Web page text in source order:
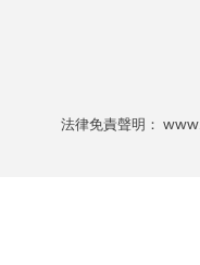
法律免責聲明：